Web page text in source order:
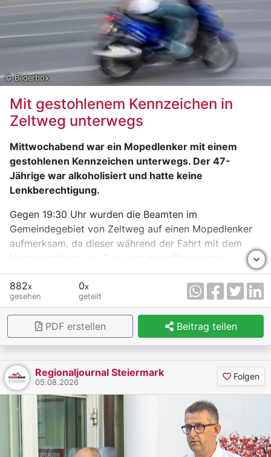
© Bilderbox
Mit gestohlenem Kennzeichen in
Zeltweg unterwegs
Mittwochabend war ein Mopedlenker mit einem
gestohlenen Kennzeichen unterwegs. Der 47-
Jährige war alkoholisiert und hatte keine
Lenkberechtigung.
Gegen 19:30 Uhr wurden die Beamten im
Gemeindegebiet von Zeltweg auf einen Mopedlenker
aufmerksam, da dieser während der Fahrt mit dem
Handy hantierte. Im Zuge der darauffolgenden
Kontrolle konnten die Polizistinnen und Polizisten
feststellen, dass das Kennzeichen am Moped als
gestohlen gemeldet war. Außerdem war der Mann
alkoholisiert und nicht im Besitz einer gültigen
Lenkberechtigung. Das Kennzeichen wurde
sichergestellt. Der 47-Jährige aus dem Bezirk Murtal
wird angezeigt.
882x
gesehen
0x
geteilt
PDF erstellen Beitrag teilen
Regionaljournal Steiermark
05.08.2026
Folgen